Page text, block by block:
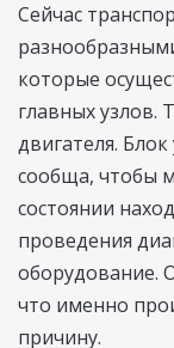
Сейчас
которые
главных узлов.
двигателя.
сообща, чтобы
состоянии
проведения
оборудование.
что именно
причину.